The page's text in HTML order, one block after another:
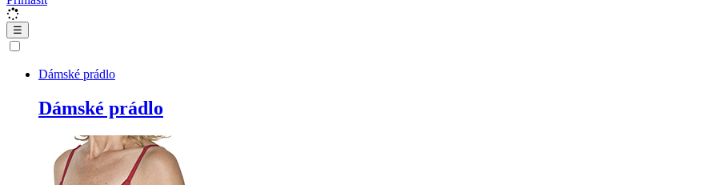
☰
Dámské prádlo
Dámské prádlo